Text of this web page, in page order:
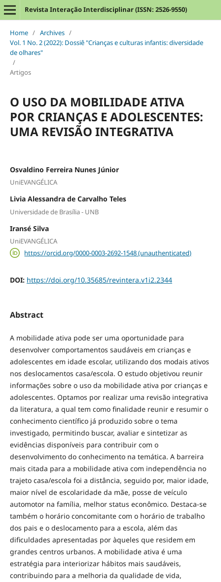
Revista Interação Interdisciplinar (ISSN: 2526-9550)
Home / Archives /
Vol. 1 No. 2 (2022): Dossiê "Crianças e culturas infantis: diversidade
de olhares"
/
Artigos
O USO DA MOBILIDADE ATIVA
POR CRIANÇAS E ADOLESCENTES:
UMA REVISÃO INTEGRATIVA
Osvaldino Ferreira Nunes Júnior
UniEVANGÉLICA
Livia Alessandra de Carvalho Teles
Universidade de Brasília - UNB
Iransé Silva
UniEVANGÉLICA
https://orcid.org/0000-0003-2692-1548 (unauthenticated)
DOI: https://doi.org/10.35685/revintera.v1i2.2344
Abstract
A mobilidade ativa pode ser uma oportunidade para
desenvolver comportamentos saudáveis em crianças e
adolescentes em idade escolar, utilizando dos modais ativos
nos deslocamentos casa/escola. O estudo objetivou reunir
informações sobre o uso da mobilidade ativa por crianças e
adolescentes. Optamos por realizar uma revisão integrativa
da literatura, a qual tem como finalidade reunir e resumir o
conhecimento científico já produzido sobre o tema
investigado, permitindo buscar, avaliar e sintetizar as
evidências disponíveis para contribuir com o
desenvolvimento do conhecimento na temática. A barreira
mais citada para a mobilidade ativa com independência no
trajeto casa/escola foi a distância, seguido por, maior idade,
maior nível de escolaridade da mãe, posse de veículo
automotor na família, melhor status econômico. Destaca-se
também o horário concomitante com o horário de trabalho
dos pais e o deslocamento para a escola, além das
dificuldades apresentadas por àqueles que residem em
grandes centros urbanos. A mobilidade ativa é uma
estratégia para interiorizar hábitos mais saudáveis,
contribuindo para a melhoria da qualidade de vida,